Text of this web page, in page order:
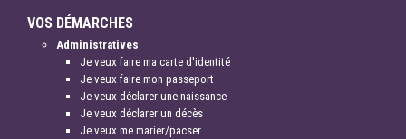
VOS DÉMARCHES
Administratives
Je veux faire ma carte d'identité
Je veux faire mon passeport
Je veux déclarer une naissance
Je veux déclarer un décès
Je veux me marier/pacser